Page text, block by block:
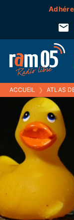
ACCUEIL ❯ ATLAS